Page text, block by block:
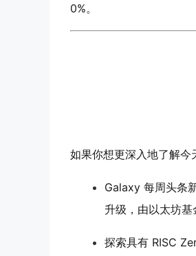
0%。
如果你想更深入地了解今
Galaxy 每周头条
升级，由以太坊
探索具有 RISC